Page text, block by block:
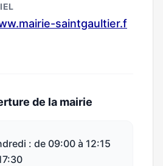
saintgaultier.f
de la mairie
: de 09:00 à 12:15